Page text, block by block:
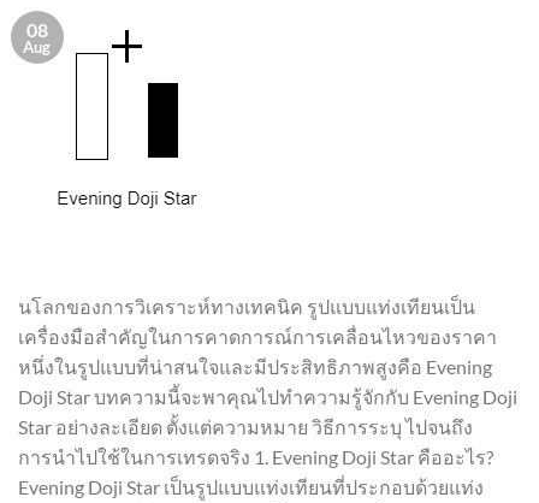
08
Aug
นโลกของการวิเคราะห์ทางเทคนิค รูปแบบแท่งเทียนเป็น
เครื่องมือสำคัญในการคาดการณ์การเคลื่อนไหวของราคา
หนึ่งในรูปแบบที่น่าสนใจและมีประสิทธิภาพสูงคือ Evening
Doji Star บทความนี้จะพาคุณไปทำความรู้จักกับ Evening Doji
Star อย่างละเอียด ตั้งแต่ความหมาย วิธีการระบุ ไปจนถึง
การนำไปใช้ในการเทรดจริง 1. Evening Doji Star คืออะไร?
Evening Doji Star เป็นรูปแบบแท่งเทียนที่ประกอบด้วยแท่ง